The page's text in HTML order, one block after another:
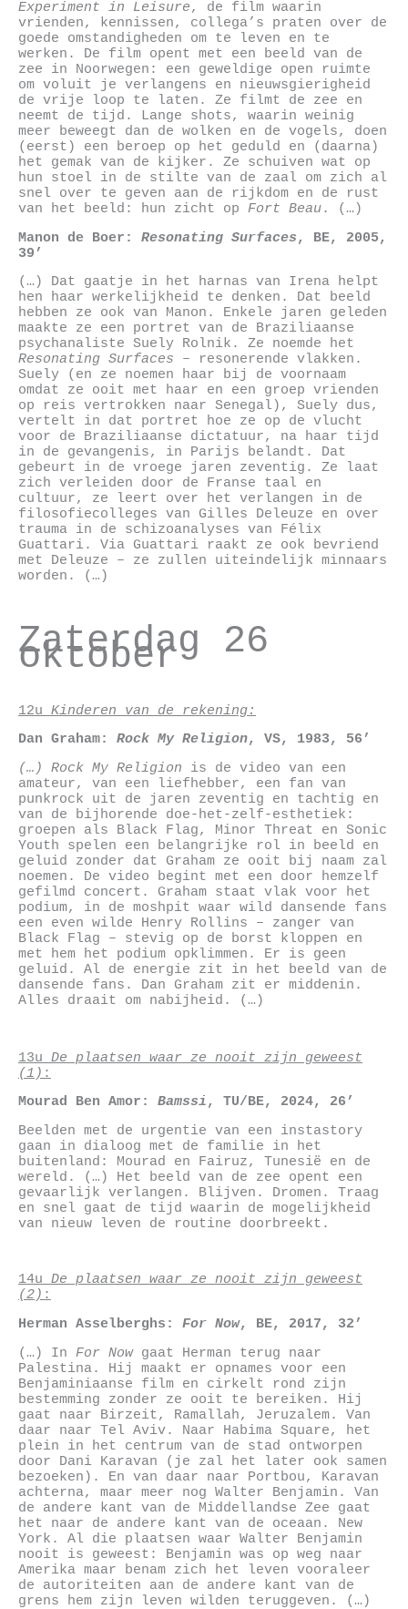
Experiment in Leisure, de film waarin
vrienden, kennissen, collega’s praten over de
goede omstandigheden om te leven en te
werken. De film opent met een beeld van de
zee in Noorwegen: een geweldige open ruimte
om voluit je verlangens en nieuwsgierigheid
de vrije loop te laten. Ze filmt de zee en
neemt de tijd. Lange shots, waarin weinig
meer beweegt dan de wolken en de vogels, doen
(eerst) een beroep op het geduld en (daarna)
het gemak van de kijker. Ze schuiven wat op
hun stoel in de stilte van de zaal om zich al
snel over te geven aan de rijkdom en de rust
van het beeld: hun zicht op Fort Beau. (…)
Manon de Boer : Resonating Surfaces, BE, 2005,
39’
(…) Dat gaatje in het harnas van Irena helpt
hen haar werkelijkheid te denken. Dat beeld
hebben ze ook van Manon. Enkele jaren geleden
maakte ze een portret van de Braziliaanse
psychanaliste Suely Rolnik. Ze noemde het
Resonating Surfaces – resonerende vlakken.
Suely (en ze noemen haar bij de voornaam
omdat ze ooit met haar en een groep vrienden
op reis vertrokken naar Senegal), Suely dus,
vertelt in dat portret hoe ze op de vlucht
voor de Braziliaanse dictatuur, na haar tijd
in de gevangenis, in Parijs belandt. Dat
gebeurt in de vroege jaren zeventig. Ze laat
zich verleiden door de Franse taal en
cultuur, ze leert over het verlangen in de
filosofiecolleges van Gilles Deleuze en over
trauma in de schizoanalyses van Félix
Guattari. Via Guattari raakt ze ook bevriend
met Deleuze – ze zullen uiteindelijk minnaars
worden. (…)
Zaterdag 26
oktober
12u Kinderen van de rekening:
Dan Graham: Rock My Religion, VS, 1983, 56’
(…) Rock My Religion is de video van een
amateur, van een liefhebber, een fan van
punkrock uit de jaren zeventig en tachtig en
van de bijhorende doe-het-zelf-esthetiek:
groepen als Black Flag, Minor Threat en Sonic
Youth spelen een belangrijke rol in beeld en
geluid zonder dat Graham ze ooit bij naam zal
noemen. De video begint met een door hemzelf
gefilmd concert. Graham staat vlak voor het
podium, in de moshpit waar wild dansende fans
een even wilde Henry Rollins – zanger van
Black Flag – stevig op de borst kloppen en
met hem het podium opklimmen. Er is geen
geluid. Al de energie zit in het beeld van de
dansende fans. Dan Graham zit er middenin.
Alles draait om nabijheid. (…)
13u De plaatsen waar ze nooit zijn geweest
(1) :
Mourad Ben Amor: Bamssi, TU/BE, 2024, 26’
Beelden met de urgentie van een instastory
gaan in dialoog met de familie in het
buitenland: Mourad en Fairuz, Tunesië en de
wereld. (…) Het beeld van de zee opent een
gevaarlijk verlangen. Blijven. Dromen. Traag
en snel gaat de tijd waarin de mogelijkheid
van nieuw leven de routine doorbreekt.
14u De plaatsen waar ze nooit zijn geweest
(2) :
Herman Asselberghs : For Now, BE, 2017, 32’
(…) In For Nowgaat Herman terug naar
Palestina. Hij maakt er opnames voor een
Benjaminiaanse film en cirkelt rond zijn
bestemming zonder ze ooit te bereiken. Hij
gaat naar Birzeit, Ramallah, Jeruzalem. Van
daar naar Tel Aviv. Naar Habima Square, het
plein in het centrum van de stad ontworpen
door Dani Karavan (je zal het later ook samen
bezoeken). En van daar naar Portbou, Karavan
achterna, maar meer nog Walter Benjamin. Van
de andere kant van de Middellandse Zee gaat
het naar de andere kant van de oceaan. New
York. Al die plaatsen waar Walter Benjamin
nooit is geweest: Benjamin was op weg naar
Amerika maar benam zich het leven vooraleer
de autoriteiten aan de andere kant van de
grens hem zijn leven wilden teruggeven. (…)